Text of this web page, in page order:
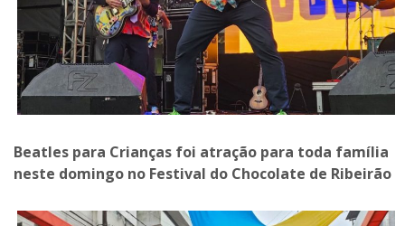
Beatles para Crianças foi atração para toda família
neste domingo no Festival do Chocolate de Ribeirão